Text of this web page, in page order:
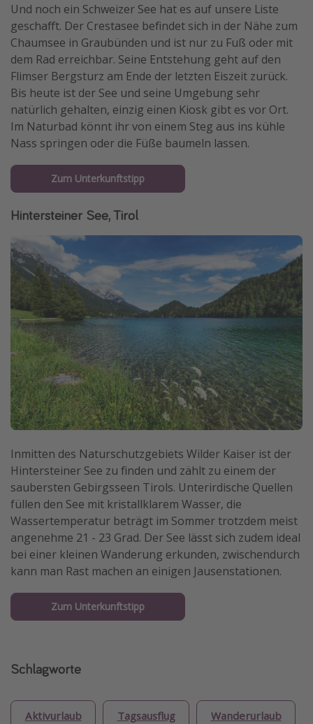
Und noch ein Schweizer See hat es auf unsere Liste
geschafft. Der Crestasee befindet sich in der Nähe zum
Chaumsee in Graubünden und ist nur zu Fuß oder mit
dem Rad erreichbar. Seine Entstehung geht auf den
Flimser Bergsturz am Ende der letzten Eiszeit zurück.
Bis heute ist der See und seine Umgebung sehr
natürlich gehalten, einzig einen Kiosk gibt es vor Ort.
Im Naturbad könnt ihr von einem Steg aus ins kühle
Nass springen oder die Füße baumeln lassen.
Zum Unterkunftstipp
Hintersteiner See, Tirol
Inmitten des Naturschutzgebiets Wilder Kaiser ist der
Hintersteiner See zu finden und zählt zu einem der
saubersten Gebirgsseen Tirols. Unterirdische Quellen
füllen den See mit kristallklarem Wasser, die
Wassertemperatur beträgt im Sommer trotzdem meist
angenehme 21 - 23 Grad. Der See lässt sich zudem ideal
bei einer kleinen Wanderung erkunden, zwischendurch
kann man Rast machen an einigen Jausenstationen.
Zum Unterkunftstipp
Schlagworte
Aktivurlaub Tagsausflug Wanderurlaub